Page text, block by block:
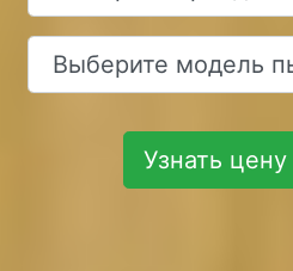
Узнать